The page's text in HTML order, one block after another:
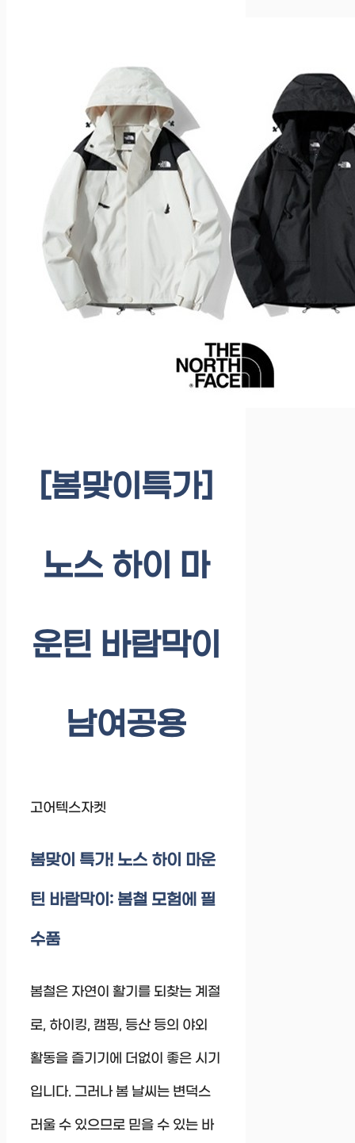
[봄맞이특가]
노스 하이 마
운틴 바람막이
남여공용
고어텍스자켓
봄맞이 특가! 노스 하이 마운
틴 바람막이: 봄철 모험에 필
수품
봄철은 자연이 활기를 되찾는 계절
로, 하이킹, 캠핑, 등산 등의 야외
활동을 즐기기에 더없이 좋은 시기
입니다. 그러나 봄 날씨는 변덕스
러울 수 있으므로 믿을 수 있는 바